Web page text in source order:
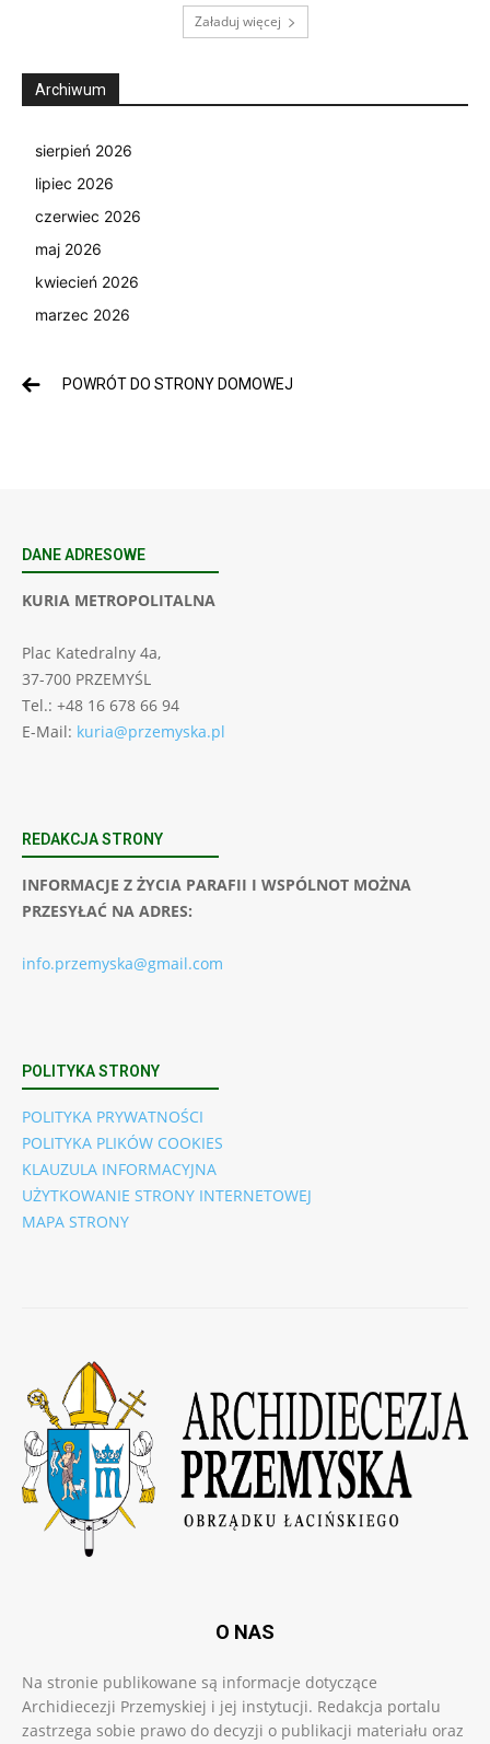
Załaduj więcej
Archiwum
sierpień 2026
lipiec 2026
czerwiec 2026
maj 2026
kwiecień 2026
marzec 2026
POWRÓT DO STRONY DOMOWEJ
DANE ADRESOWE
KURIA METROPOLITALNA
Plac Katedralny 4a,
37-700 PRZEMYŚL
Tel.: +48 16 678 66 94
E-Mail: kuria@przemyska.pl
REDAKCJA STRONY
INFORMACJE Z ŻYCIA PARAFII I WSPÓLNOT MOŻNA
PRZESYŁAĆ NA ADRES:
info.przemyska@gmail.com
POLITYKA STRONY
POLITYKA PRYWATNOŚCI
POLITYKA PLIKÓW COOKIES
KLAUZULA INFORMACYJNA
UŻYTKOWANIE STRONY INTERNETOWEJ
MAPA STRONY
O NAS
Na stronie publikowane są informacje dotyczące
Archidiecezji Przemyskiej i jej instytucji. Redakcja portalu
zastrzega sobie prawo do decyzji o publikacji materiału oraz